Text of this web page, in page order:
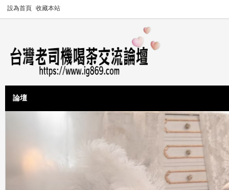
設為首頁 收藏本站
論壇